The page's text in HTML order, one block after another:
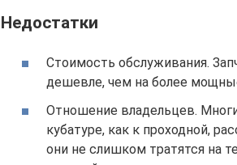
Недостатки
Стоимость обслуживания.
дешевле, чем на более
Отношение владельцев.
кубатуре, как к проходной,
они не слишком тратятся на